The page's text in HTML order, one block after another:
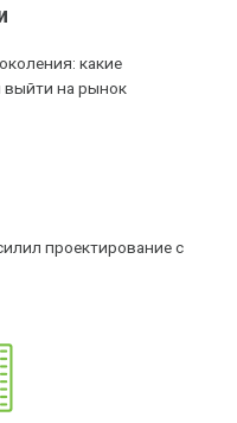
какие
выйти на рынок
проектирование с